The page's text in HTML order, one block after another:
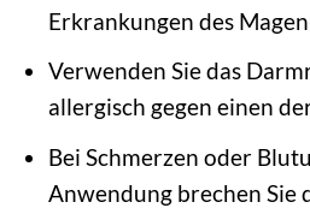
Erkrankungen des
Verwenden Sie das
allergisch gegen einen
Bei Schmerzen oder
Anwendung brechen Sie